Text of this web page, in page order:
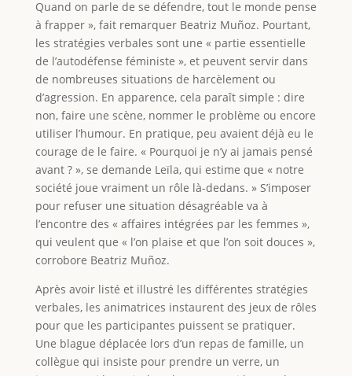
Quand on parle de se défendre, tout le monde pense
à frapper », fait remarquer Beatriz Muñoz. Pourtant,
les stratégies verbales sont une « partie essentielle
de l’autodéfense féministe », et peuvent servir dans
de nombreuses situations de harcèlement ou
d’agression. En apparence, cela paraît simple : dire
non, faire une scène, nommer le problème ou encore
utiliser l’humour. En pratique, peu avaient déjà eu le
courage de le faire. « Pourquoi je n’y ai jamais pensé
avant ? », se demande Leïla, qui estime que « notre
société joue vraiment un rôle là-dedans. » S’imposer
pour refuser une situation désagréable va à
l’encontre des « affaires intégrées par les femmes »,
qui veulent que « l’on plaise et que l’on soit douces »,
corrobore Beatriz Muñoz.
Après avoir listé et illustré les différentes stratégies
verbales, les animatrices instaurent des jeux de rôles
pour que les participantes puissent se pratiquer.
Une blague déplacée lors d’un repas de famille, un
collègue qui insiste pour prendre un verre, un